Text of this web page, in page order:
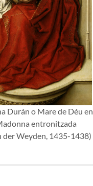
Durán o Mare de Déu en
entronitzada
der Weyden, 1435-1438)